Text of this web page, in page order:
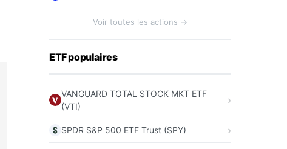
Voir toutes les actions →
ETF populaires
VANGUARD TOTAL STOCK MKT ETF
(VTI)
SPDR S&P 500 ETF Trust (SPY)